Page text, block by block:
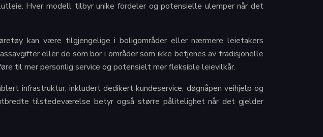
Hver modell tilbyr unike fordeler og potensielle ulemper når det
kan være tilgjengelige i boligområder eller nærmere leietakers
eller de som bor i områder som ikke betjenes av tradisjonelle
til mer personlig service og potensielt mer fleksible leievilkår.
infrastruktur, inkludert dedikert kundeservice, døgnåpen veihjelp og
tilstedeværelse betyr også større pålitelighet når det gjelder